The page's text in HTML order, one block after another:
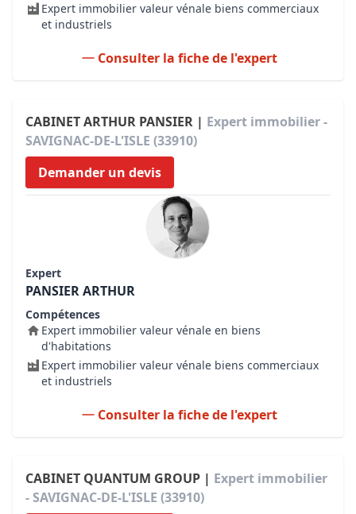
Expert immobilier valeur vénale biens commerciaux
et industriels
Consulter la fiche de l'expert
CABINET ARTHUR PANSIER | Expert immobilier -
SAVIGNAC-DE-L'ISLE (33910)
Demander un devis
Expert
PANSIER ARTHUR
Compétences
Expert immobilier valeur vénale en biens
d'habitations
Expert immobilier valeur vénale biens commerciaux
et industriels
Consulter la fiche de l'expert
CABINET QUANTUM GROUP | Expert immobilier
- SAVIGNAC-DE-L'ISLE (33910)